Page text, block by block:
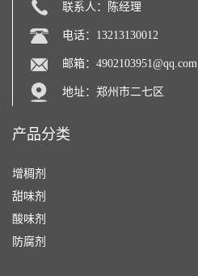
联系人：陈经理
电话：13213130012
邮箱： 4902103951@qq.com
地址：郑州市二七区
产品分类
增稠剂
甜味剂
酸味剂
防腐剂